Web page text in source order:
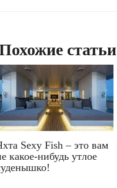
статьи
Sexy Fish – это вам
какое-нибудь утлое